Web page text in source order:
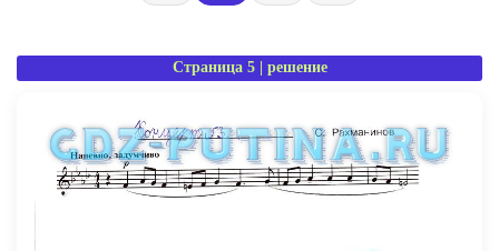
Страница 5 | решение